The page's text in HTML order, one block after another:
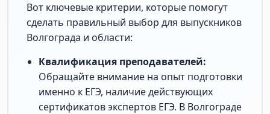
Вот ключевые критерии, которые помогут
сделать правильный выбор для выпускников
Волгограда и области:
Квалификация преподавателей:
Обращайте внимание на опыт подготовки
именно к ЕГЭ, наличие действующих
сертификатов экспертов ЕГЭ. В Волгограде